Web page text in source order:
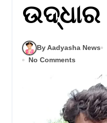
ଉଦ୍ଧାର
By Aadyasha News
No Comments